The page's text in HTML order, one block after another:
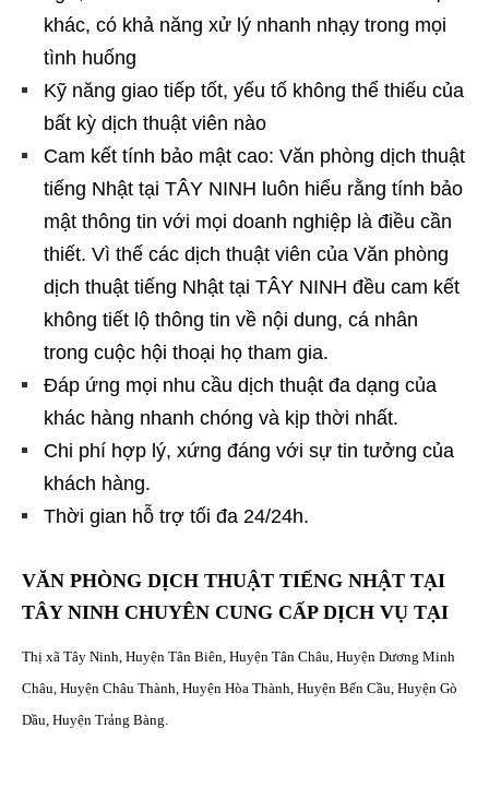
khác, có khả năng xử lý nhanh nhạy trong mọi
tình huống
Kỹ năng giao tiếp tốt, yếu tố không thể thiếu của
bất kỳ dịch thuật viên nào
Cam kết tính bảo mật cao: Văn phòng dịch thuật
tiếng Nhật tại TÂY NINH luôn hiểu rằng tính bảo
mật thông tin với mọi doanh nghiệp là điều cần
thiết. Vì thế các dịch thuật viên của Văn phòng
dịch thuật tiếng Nhật tại TÂY NINH đều cam kết
không tiết lộ thông tin về nội dung, cá nhân
trong cuộc hội thoại họ tham gia.
Đáp ứng mọi nhu cầu dịch thuật đa dạng của
khác hàng nhanh chóng và kịp thời nhất.
Chi phí hợp lý, xứng đáng với sự tin tưởng của
khách hàng.
Thời gian hỗ trợ tối đa 24/24h.
VĂN PHÒNG DỊCH THUẬT TIẾNG NHẬT TẠI
TÂY NINH CHUYÊN CUNG CẤP DỊCH VỤ TẠI
Thị xã Tây Ninh, Huyện Tân Biên, Huyện Tân Châu, Huyện Dương Minh
Châu, Huyện Châu Thành, Huyện Hòa Thành, Huyện Bến Cầu, Huyện Gò
Dầu, Huyện Trảng Bàng.